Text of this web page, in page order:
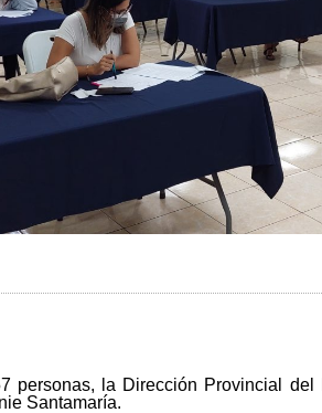
personas, la Dirección Provincial
Santamaría.